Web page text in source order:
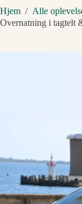
Hjem / Alle
Overnatning i tagtelt